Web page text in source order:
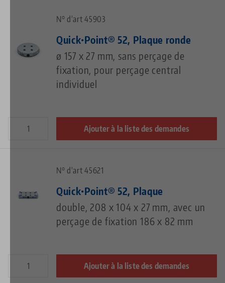
N° d'art 45903
Quick•Point® 52, Plaque ronde
ø 157 x 27 mm, sans perçage de
fixation, pour perçage central
individuel
Ajouter à la liste des demandes
N° d'art 45621
Quick•Point® 52, Plaque
double, 208 x 104 x 27 mm, avec un
perçage de fixation 186 x 82 mm
Ajouter à la liste des demandes